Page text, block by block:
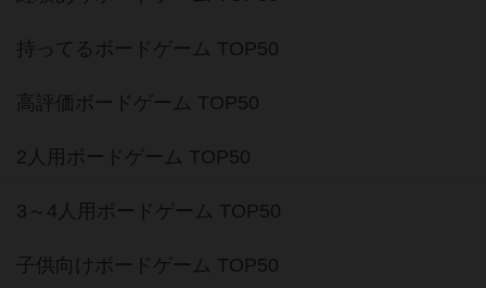
持ってるボードゲーム TOP50
高評価ボードゲーム TOP50
2人用ボードゲーム TOP50
3～4人用ボードゲーム TOP50
子供向けボードゲーム TOP50